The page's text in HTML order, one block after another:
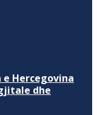
e Hercegovina
dhe